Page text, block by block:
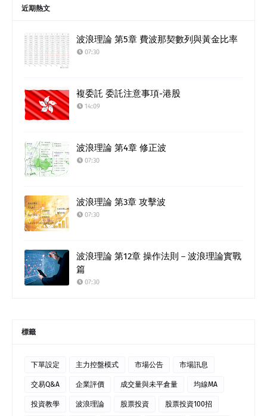
近期熱文
波浪理論 第5章 費波那契數列與黃金比率
07:30
複委託 委託注意事項-港股
14:09
波浪理論 第4章 修正波
07:30
波浪理論 第3章 攻擊波
07:30
波浪理論 第12章 操作法則－波浪理論實戰
篇
07:30
標籤
下單設定 主力控盤模式 市場公告 市場訊息
交易Q&A 企業評價 成交量與未平倉量 均線MA
投資教學 波浪理論 股票投資 股票投資100招